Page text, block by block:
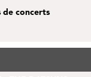
de concerts